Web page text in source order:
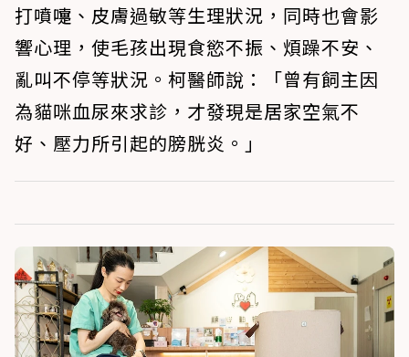
打噴嚏、皮膚過敏等生理狀況，同時也會影
響心理，使毛孩出現食慾不振、煩躁不安、
亂叫不停等狀況。柯醫師說：「曾有飼主因
為貓咪血尿來求診，才發現是居家空氣不
好、壓力所引起的膀胱炎。」